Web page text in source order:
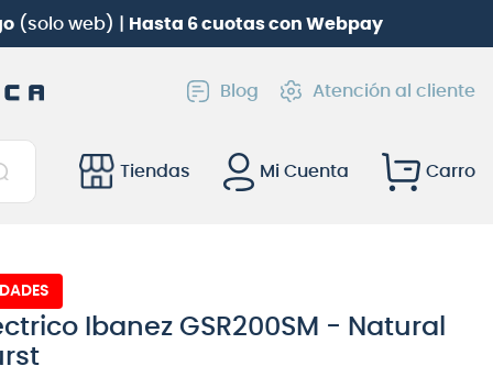
(solo web) | Hasta 6 cuotas con Webpay
Blog Atención al cliente
Tiendas
Mi Cuenta
Ibanez GSR200SM - Natural